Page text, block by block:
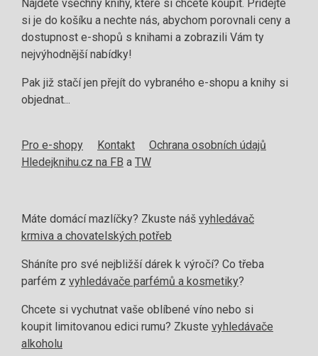
Najděte všechny knihy, které si chcete koupit. Přidejte
si je do košíku a nechte nás, abychom porovnali ceny a
dostupnost e-shopů s knihami a zobrazili Vám ty
nejvýhodnější nabídky!
Pak již stačí jen přejít do vybraného e-shopu a knihy si
objednat...
Pro e-shopy Kontakt
Ochrana osobních údajů
Hledejknihu.cz na FB a TW
Máte domácí mazlíčky? Zkuste náš vyhledávač
krmiva a chovatelských potřeb
Sháníte pro své nejbližší dárek k výročí? Co třeba
parfém z vyhledávače parfémů a kosmetiky?
Chcete si vychutnat vaše oblíbené víno nebo si
koupit limitovanou edici rumu? Zkuste vyhledávače
alkoholu